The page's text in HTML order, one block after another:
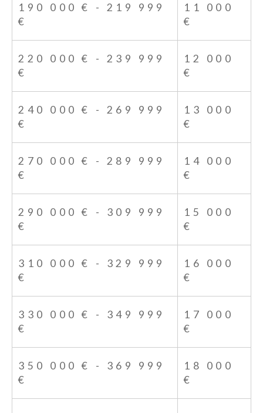
190 000 € - 219 999
€
11 000
€
220 000 € - 239 999
€
12 000
€
240 000 € - 269 999
€
13 000
€
270 000 € - 289 999
€
14 000
€
290 000 € - 309 999
€
15 000
€
310 000 € - 329 999
€
16 000
€
330 000 € - 349 999
€
17 000
€
350 000 € - 369 999
€
18 000
€